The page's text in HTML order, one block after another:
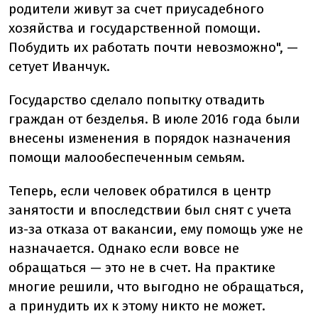
родители живут за счет приусадебного
хозяйства и государственной помощи.
Побудить их работать почти невозможно", —
сетует Иванчук.
Государство сделало попытку отвадить
граждан от безделья. В июле 2016 года были
внесены изменения в порядок назначения
помощи малообеспеченным семьям.
Теперь, если человек обратился в центр
занятости и впоследствии был снят с учета
из-за отказа от вакансии, ему помощь уже не
назначается. Однако если вовсе не
обращаться — это не в счет. На практике
многие решили, что выгодно не обращаться,
а принудить их к этому никто не может.